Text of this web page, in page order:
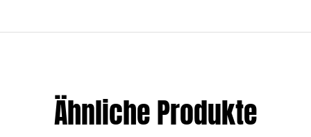
Ähnliche Produkte